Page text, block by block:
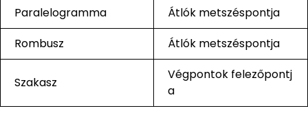
Paralelogramma
Átlók metszéspontja
Rombusz
Átlók metszéspontja
Szakasz
Végpontok felezőpontj
a